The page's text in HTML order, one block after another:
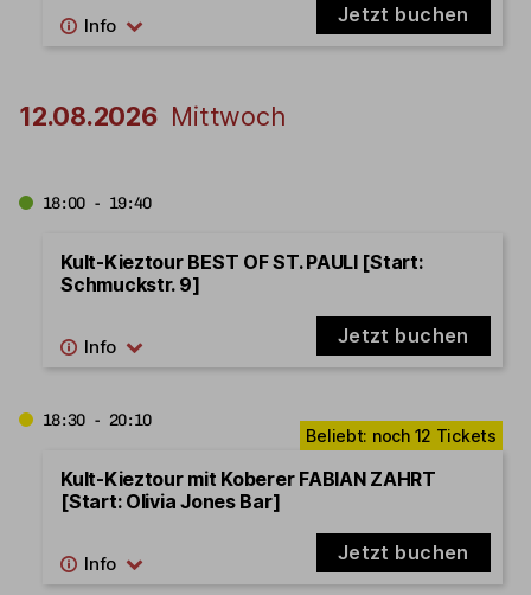
Jetzt buchen
12.08.2026 Mittwoch
18:00 - 19:40
Kult-Kieztour BEST OF ST. PAULI [Start:
Schmuckstr. 9]
Jetzt buchen
18:30 - 20:10
Kult-Kieztour mit Koberer FABIAN ZAHRT
[Start: Olivia Jones Bar]
Jetzt buchen